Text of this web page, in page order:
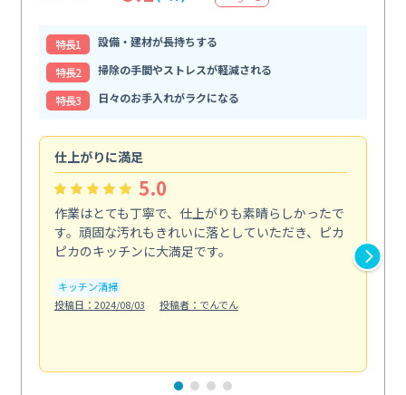
特⻑1
設備・建材が長持ちする
特⻑2
掃除の手間やストレスが軽減される
特⻑3
日々のお手入れがラクになる
仕上がりに満足
5.0
作業はとても丁寧で、仕上がりも素晴らしかったで
す。頑固な汚れもきれいに落としていただき、ピカ
ピカのキッチンに大満足です。
キッチン清掃
投稿日：2024/08/03
投稿者：でんでん